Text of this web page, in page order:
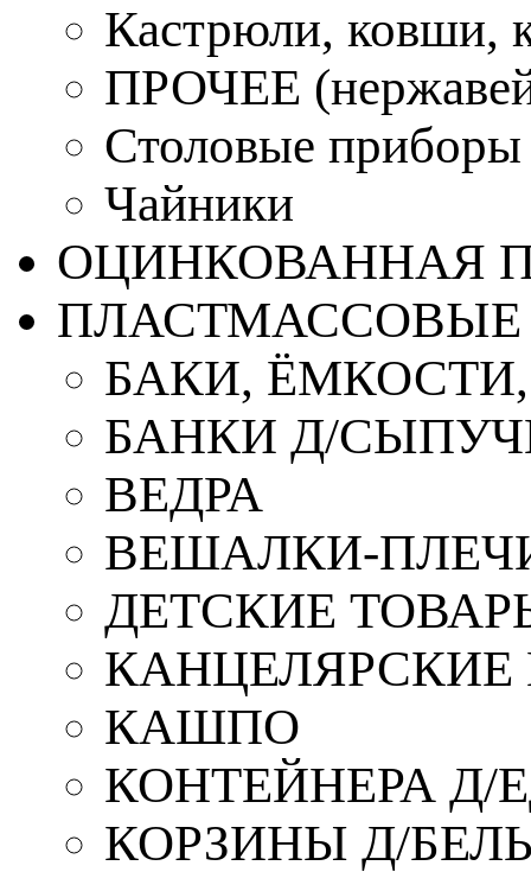
Кастрюли, ковши,
ПРОЧЕЕ
Столовые приборы
Чайники
ОЦИНКОВАННАЯ
ПЛАСТМАССОВЫЕ
БАКИ,
БАНКИ Д/
ВЕДРА
ВЕШАЛКИ-
ДЕТСКИЕ
КАШПО
КОНТЕЙНЕРА Д/
КОРЗИНЫ Д/